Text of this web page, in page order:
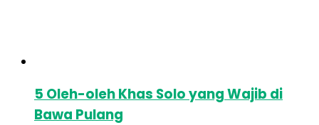
5 Oleh-oleh Khas Solo yang Wajib di
Bawa Pulang